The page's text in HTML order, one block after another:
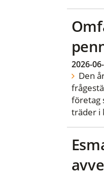
2026-
Den
företag
träder i